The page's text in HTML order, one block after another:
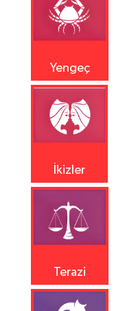
Yengeç
İkizler
Terazi